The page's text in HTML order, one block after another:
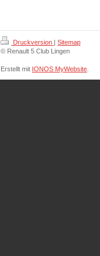
Druckversion | Sitemap
© Renault 5 Club Lingen
Erstellt mit IONOS MyWebsite